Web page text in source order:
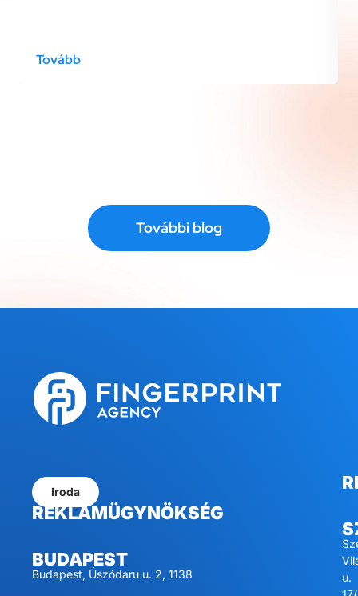
Tovább
További blog
Iroda
REKLÁMÜGYNÖKSÉG
BUDAPEST
Budapest, Úszódaru u. 2, 1138
u.